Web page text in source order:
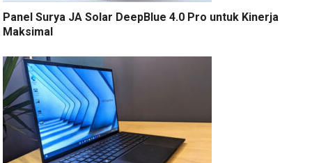
Panel Surya JA Solar DeepBlue 4.0 Pro untuk Kinerja
Maksimal